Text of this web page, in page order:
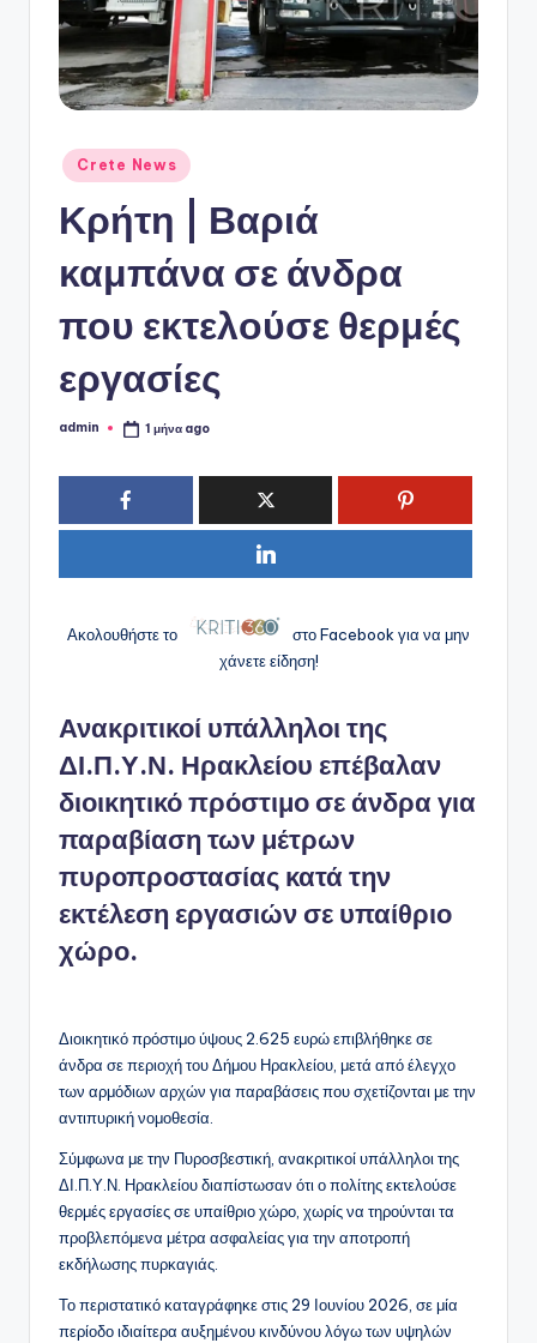
P
o
Αναρτήθηκε
σε
Crete News
Κρήτη | Βαριά
καμπάνα σε άνδρα
που εκτελούσε θερμές
εργασίες
Συγγραφέας:
admin 1 μήνα ago
Ακολουθήστε το
στο Facebook για να μην
χάνετε είδηση!
Ανακριτικοί υπάλληλοι της
ΔΙ.Π.Υ.Ν. Ηρακλείου επέβαλαν
διοικητικό πρόστιμο σε άνδρα για
παραβίαση των μέτρων
πυροπροστασίας κατά την
εκτέλεση εργασιών σε υπαίθριο
χώρο.
Διοικητικό πρόστιμο ύψους 2.625 ευρώ επιβλήθηκε σε
άνδρα σε περιοχή του Δήμου Ηρακλείου, μετά από έλεγχο
των αρμόδιων αρχών για παραβάσεις που σχετίζονται με την
αντιπυρική νομοθεσία.
Σύμφωνα με την Πυροσβεστική, ανακριτικοί υπάλληλοι της
ΔΙ.Π.Υ.Ν. Ηρακλείου διαπίστωσαν ότι ο πολίτης εκτελούσε
θερμές εργασίες σε υπαίθριο χώρο, χωρίς να τηρούνται τα
προβλεπόμενα μέτρα ασφαλείας για την αποτροπή
εκδήλωσης πυρκαγιάς.
Το περιστατικό καταγράφηκε στις 29 Ιουνίου 2026, σε μία
περίοδο ιδιαίτερα αυξημένου κινδύνου λόγω των υψηλών